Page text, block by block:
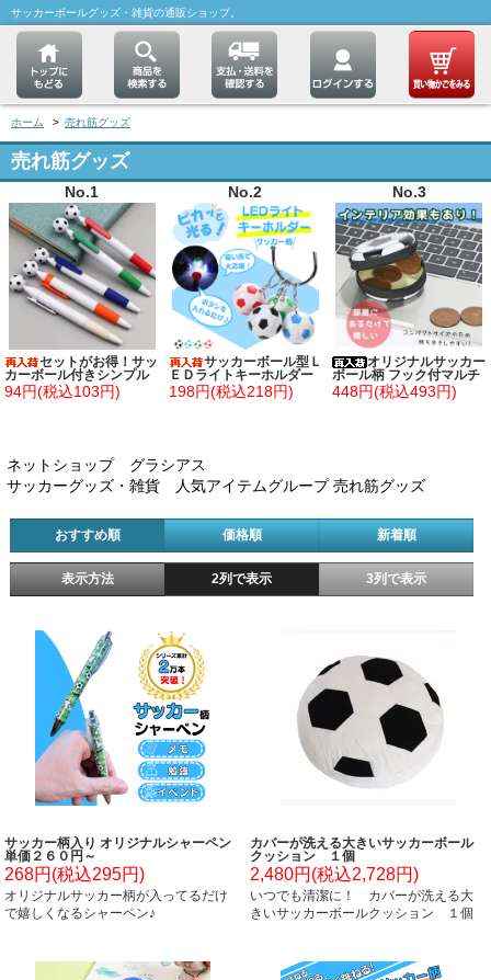
サッカーボールグッズ・雑貨の通販ショップ。
ホーム > 売れ筋グッズ
売れ筋グッズ
No.1
セットがお得！サッ
カーボール付きシンプル
ボールペン 単価７８円～
94円(税込103円)
No.2
サッカーボール型Ｌ
ＥＤライトキーホルダー
１個
198円(税込218円)
No.3
オリジナルサッカー
ボール柄 フック付マルチ
ミニ缶ケース(小物入れ)
448円(税込493円)
ネットショップ グラシアス
サッカーグッズ・雑貨 人気アイテムグループ 売れ筋グッズ
おすすめ順 価格順 新着順
表示方法 2列で表示 3列で表示
サッカー柄入り オリジナルシャーペン
単価２６０円～
268円(税込295円)
オリジナルサッカー柄が入ってるだけ
で嬉しくなるシャーペン♪
カバーが洗える大きいサッカーボール
クッション １個
2,480円(税込2,728円)
いつでも清潔に！ カバーが洗える大
きいサッカーボールクッション １個